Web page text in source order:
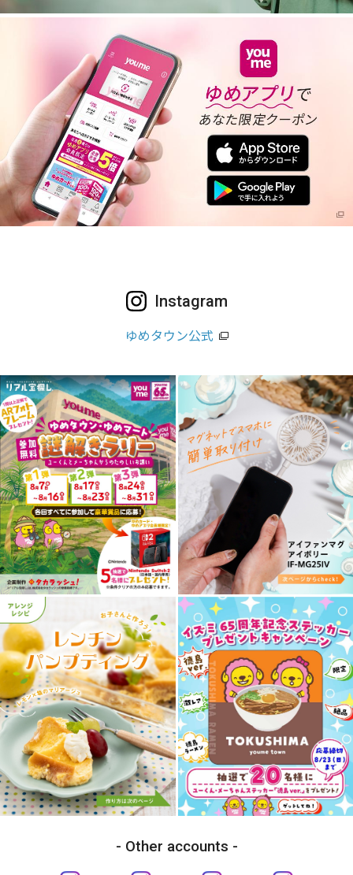
Instagram
ゆめタウン公式
Other accounts